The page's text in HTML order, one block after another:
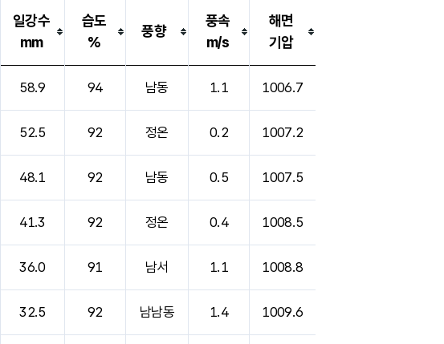
일강수
mm
습도
%
풍향
풍속
m/s
해면
기압
58.9 94 남동 1.1 1006.7
52.5 92 정온 0.2 1007.2
48.1 92 남동 0.5 1007.5
41.3 92 정온 0.4 1008.5
36.0 91 남서 1.1 1008.8
32.5 92 남남동 1.4 1009.6